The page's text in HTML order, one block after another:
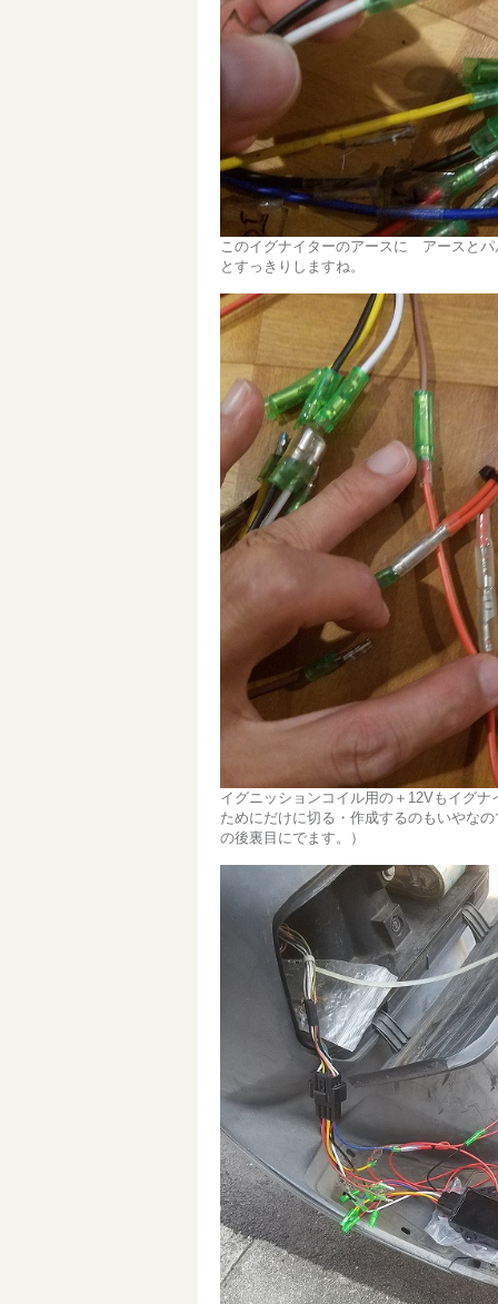
このイグナイターのアースに アースと
とすっきりしますね。
イグニッションコイル用の＋12Vもイグ
ためにだけに切る・作成するのもいやな
の後裏目にでます。）